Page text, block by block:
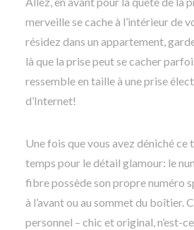
merveille se cache à l’intérieur de
résidez dans un appartement,
là que la prise peut se cacher
ressemble en taille à une prise
d’Internet!
Une fois que vous avez déniché
temps pour le détail glamour: le
fibre possède son propre numéro
à l’avant ou au sommet du boîtier.
personnel – chic et original, n’est-